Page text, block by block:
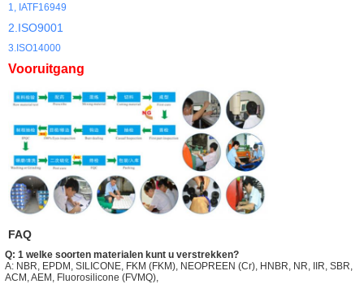
1, IATF16949
2.ISO9001
3.ISO14000
Vooruitgang
FAQ
Q: 1 welke soorten materialen kunt u verstrekken?
A: NBR, EPDM, SILICONE, FKM (FKM), NEOPREEN (Cr), HNBR, NR, IIR, SBR,
ACM, AEM, Fluorosilicone (FVMQ),